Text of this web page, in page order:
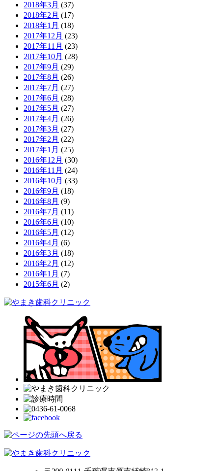
2018年3月 (37)
2018年2月 (17)
2018年1月 (18)
2017年12月 (23)
2017年11月 (23)
2017年10月 (28)
2017年9月 (29)
2017年8月 (26)
2017年7月 (27)
2017年6月 (28)
2017年5月 (27)
2017年4月 (26)
2017年3月 (27)
2017年2月 (22)
2017年1月 (25)
2016年12月 (30)
2016年11月 (24)
2016年10月 (33)
2016年9月 (18)
2016年8月 (9)
2016年7月 (11)
2016年6月 (10)
2016年5月 (12)
2016年4月 (6)
2016年3月 (18)
2016年2月 (12)
2016年1月 (7)
2015年6月 (2)